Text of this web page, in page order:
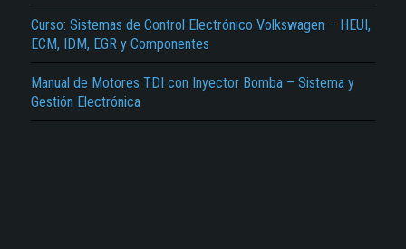
Curso: Sistemas de Control Electrónico Volkswagen – HEUI,
ECM, IDM, EGR y Componentes
Manual de Motores TDI con Inyector Bomba – Sistema y
Gestión Electrónica
Reportar otro tipo de error...